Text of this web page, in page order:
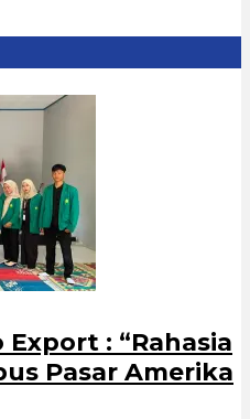
Export : “Rahasia
Pasar Amerika